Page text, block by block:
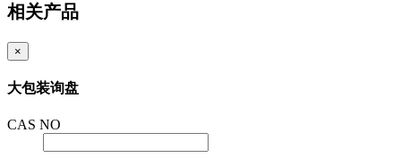
相关产品
×
大包装询盘
CAS NO